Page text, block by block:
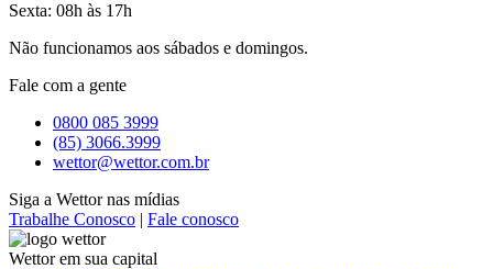
Sexta: 08h às 17h
Não funcionamos aos sábados e domingos.
Fale com a gente
0800 085 3999
(85) 3066.3999
wettor@wettor.com.br
Siga a Wettor nas mídias
Trabalhe Conosco | Fale conosco
Wettor em sua capital